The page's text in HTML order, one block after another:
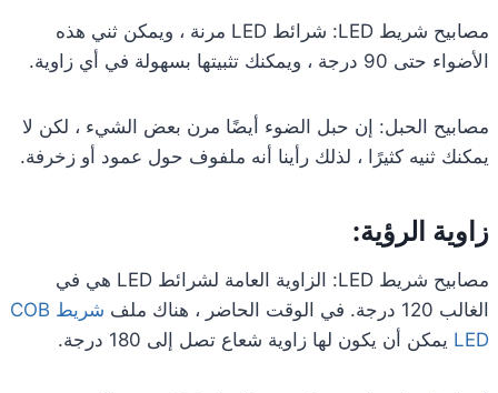
مصابيح شريط LED: شرائط LED مرنة ، ويمكن ثني هذه
الأضواء حتى 90 درجة ، ويمكنك تثبيتها بسهولة في أي زاوية.
مصابيح الحبل: إن حبل الضوء أيضًا مرن بعض الشيء ، لكن لا
يمكنك ثنيه كثيرًا ، لذلك رأينا أنه ملفوف حول عمود أو زخرفة.
زاوية الرؤية:
مصابيح شريط LED: الزاوية العامة لشرائط LED هي في
الغالب 120 درجة. في الوقت الحاضر ، هناك ملف
شريط COB
LED يمكن أن يكون لها زاوية شعاع تصل إلى 180 درجة.